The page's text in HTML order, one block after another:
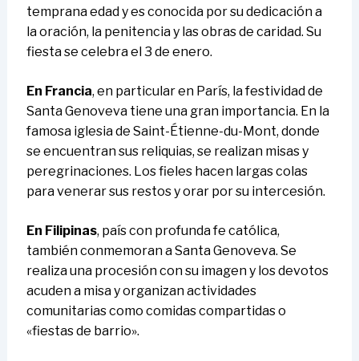
temprana edad y es conocida por su dedicación a
la oración, la penitencia y las obras de caridad. Su
fiesta se celebra el 3 de enero.
En Francia, en particular en París, la festividad de
Santa Genoveva tiene una gran importancia. En la
famosa iglesia de Saint-Étienne-du-Mont, donde
se encuentran sus reliquias, se realizan misas y
peregrinaciones. Los fieles hacen largas colas
para venerar sus restos y orar por su intercesión.
En Filipinas, país con profunda fe católica,
también conmemoran a Santa Genoveva. Se
realiza una procesión con su imagen y los devotos
acuden a misa y organizan actividades
comunitarias como comidas compartidas o
«fiestas de barrio».